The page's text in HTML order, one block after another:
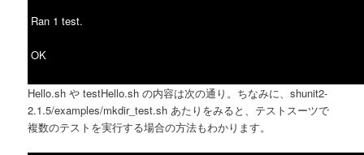
Ran 1 test.
OK
Hello.sh や testHello.sh の内容は次の通り。ちなみに、shunit2-
2.1.5/examples/mkdir_test.sh あたりをみると、テストスーツで
複数のテストを実行する場合の方法もわかります。